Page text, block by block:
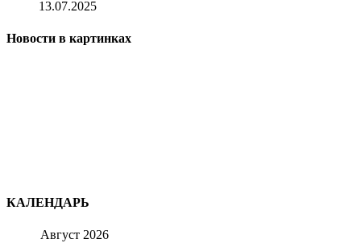
13.07.2025
Новости в картинках
КАЛЕНДАРЬ
Август 2026